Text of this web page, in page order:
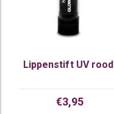
Lippenstift UV rood
€3,95